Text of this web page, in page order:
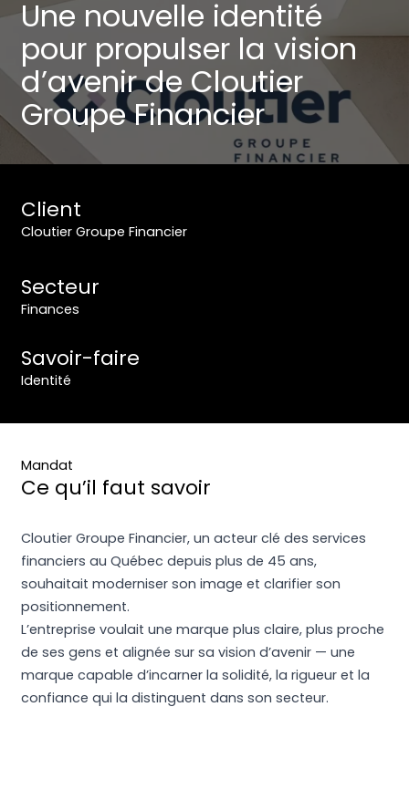
Une nouvelle identité
pour propulser la vision
d’avenir de Cloutier
Groupe Financier
Client
Cloutier Groupe Financier
Secteur
Finances
Savoir-faire
Identité
Mandat
Ce qu’il faut savoir
Cloutier Groupe Financier, un acteur clé des services
financiers au Québec depuis plus de 45 ans,
souhaitait moderniser son image et clarifier son
positionnement.
L’entreprise voulait une marque plus claire, plus proche
de ses gens et alignée sur sa vision d’avenir — une
marque capable d’incarner la solidité, la rigueur et la
confiance qui la distinguent dans son secteur.